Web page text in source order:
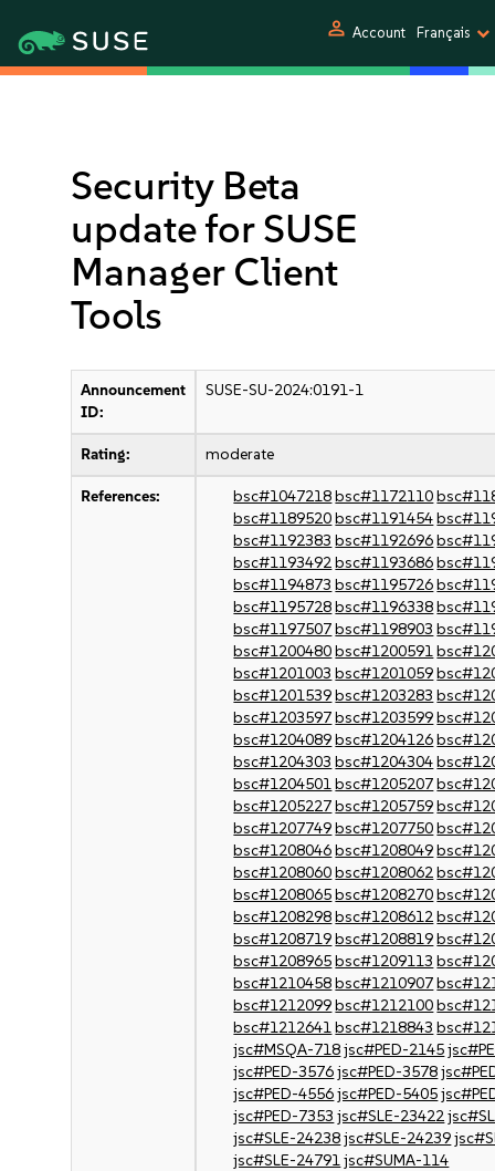
person Account Français
Security Beta
update for SUSE
Manager Client
Tools
Announcement
ID:
SUSE-SU-2024:0191-1
Rating: moderate
References: bsc#1047218bsc#1172110
bsc#1189520bsc#1191454
bsc#1192383 bsc#1192696
bsc#1193492bsc#1193686
bsc#1194873 bsc#1195726
bsc#1195728bsc#1196338
bsc#1197507bsc#1198903
bsc#1200480bsc#1200591
bsc#1201003 bsc#1201059
bsc#1201539bsc#1203283
bsc#1203597bsc#1203599
bsc#1204089bsc#1204126
bsc#1204303 bsc#1204304
bsc#1204501bsc#1205207
bsc#1205227bsc#1205759
bsc#1207749bsc#1207750
bsc#1208046bsc#1208049
bsc#1208060bsc#1208062
bsc#1208065bsc#1208270
bsc#1208298bsc#1208612
bsc#1208719bsc#1208819
bsc#1208965bsc#1209113
bsc#1210458bsc#1210907
bsc#1212099bsc#1212100
bsc#1212641bsc#1218843
jsc#MSQA-718jsc#PED-2145
jsc#PED-3576jsc#PED-3578
jsc#PED-4556jsc#PED-5405
jsc#PED-7353 jsc#SLE-23422
jsc#SLE-24238jsc#SLE-24239
jsc#SLE-24791jsc#SUMA-114